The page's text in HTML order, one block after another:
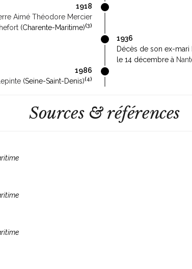
1918
Aimé Théodore Mercier
(Charente-Maritime)(3)
1936
Décès de son ex-mari
le 14 décembre à
1986
(Seine-Saint-Denis)(4)
Sources & références